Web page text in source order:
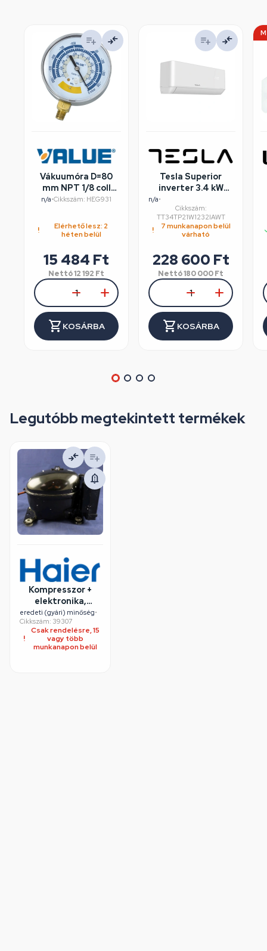
Vákuumóra D=80
mm NPT 1/8 coll
VALUE
n/a•Cikkszám: HEG931
Elérhető lesz: 2
héten belül
15 484 Ft
Nettó12 192 Ft
KOSÁRBA
Tesla Superior
inverter 3.4 kW
hűtő-fűtő klíma
szett, fehér, WIFI,
Csepptálca fűtés
n/a•
Cikkszám:
TT34TP21W1232IAWT
7 munkanapon belül
várható
228 600 Ft
Nettó180 000Ft
KOSÁRBA
Legutóbb megtekintett termékek
Kompresszor +
elektronika,
inverter (eredeti)
HAIER hűtőgép
eredeti (gyári) minőség•
Cikkszám: 39307
Csak rendelésre, 15
vagy több
munkanapon belül